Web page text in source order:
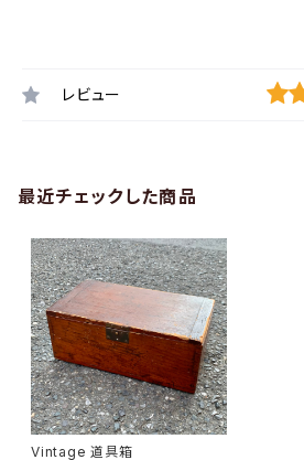
レビュー
最近チェックした商品
Vintage 道具箱